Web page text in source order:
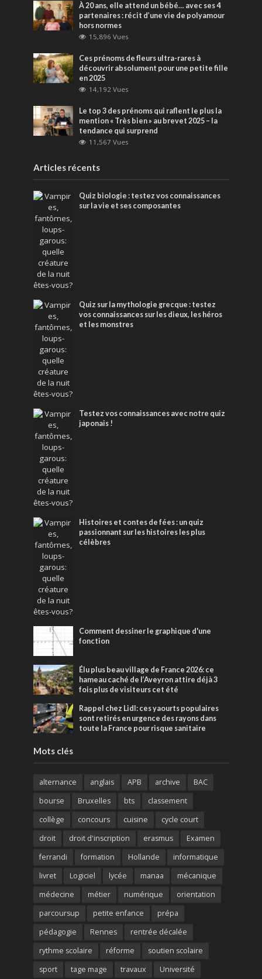
À 20 ans, elle attend un bébé… avec ses 4
partenaires : récit d’une vie de polyamour
hors normes
15,896 Vues
Ces prénoms de fleurs ultra-rares à
découvrir absolument pour une petite fille
en 2025
14,192 Vues
Le top 3 des prénoms qui raflent le plus la
mention « Très bien » au brevet 2025 – la
tendance qui surprend
11,567 Vues
Articles récents
Quiz biologie : testez vos connaissances
sur la vie et ses composantes
Quiz sur la mythologie grecque : testez
vos connaissances sur les dieux, les héros
et les monstres
Testez vos connaissances avec notre quiz
japonais !
Histoires et contes de fées : un quiz
passionnant sur les histoires les plus
célèbres
Comment dessiner le graphique d'une
fonction
Élu plus beau village de France 2026: ce
hameau caché de l’Aveyron attire déjà 3
fois plus de visiteurs cet été
Rappel chez Lidl: ces yaourts populaires
sont retirés en urgence des rayons dans
toute la France pour risque sanitaire
Mots clés
alternance anglais APB archive
BAC
bourse
Bruxelles bts
classement
collège
concours cuisine
cycle court
droit
droit d'inscription erasmus
Examen
ferrandi
formation Hollande
informatique
livret
Logiciel lycée manaa
mécanique
médecine
métier numérique
orientation
parcoursup
petite enfance
prépa
pédagogie
Rennes
rentrée décalée
rythme scolaire
réforme
soutien scolaire
sport
tage mage travaux Université